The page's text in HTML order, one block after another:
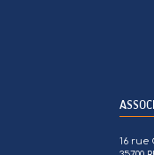
16 rue